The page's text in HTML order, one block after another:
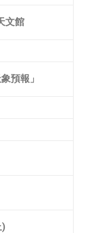
文館
預報」
)